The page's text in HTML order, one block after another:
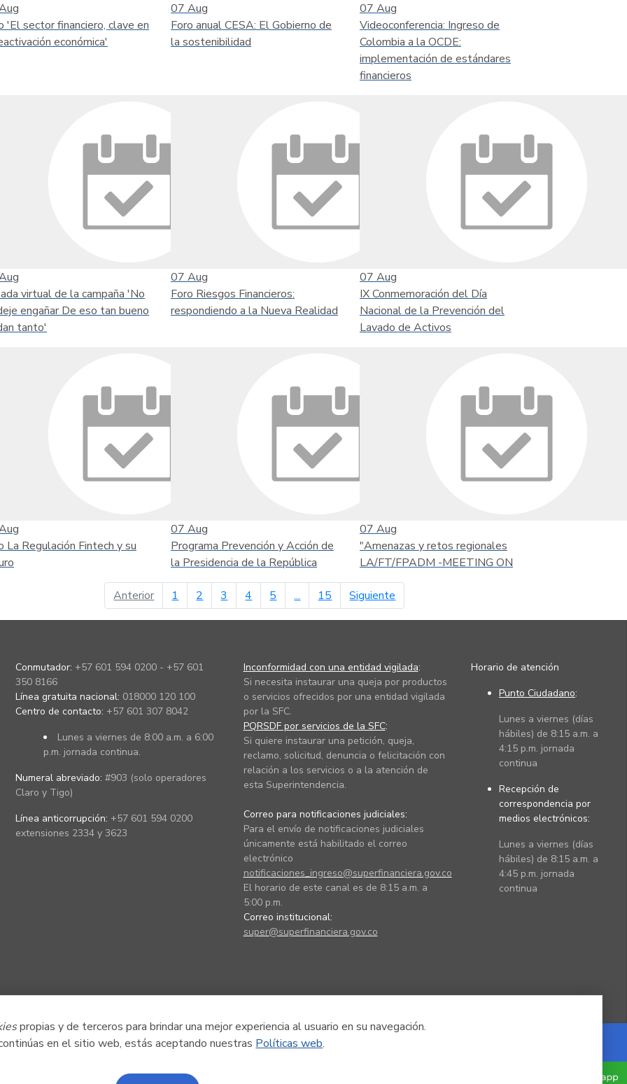
propias y de terceros para brindar una mejor experiencia al usuario en su navegación.
en el sitio web, estás aceptando nuestras Políticas web.
'El sector financiero, clave en
económica'
07 Aug
Foro anual CESA: El Gobierno de
la sostenibilidad
07 Aug
Videoconferencia: Ingreso de
Colombia a la OCDE:
implementación de estándares
financieros
virtual de la campaña 'No
engañar De eso tan bueno
tanto'
07 Aug
Foro Riesgos Financieros:
respondiendo a la Nueva Realidad
07 Aug
IX Conmemoración del Día
Nacional de la Prevención del
Lavado de Activos
La Regulación Fintech y su
07 Aug
Programa Prevención y Acción de
la Presidencia de la República
07 Aug
"Amenazas y retos regionales
LA/FT/FPADM -MEETING ON
Anteriorpágina anterior
1 2 3 4 5 ... 15 Siguiente
Conmutador: +57 601 594 0200 - +57 601
350 8166
Línea gratuita nacional: 018000 120 100
Centro de contacto: +57 601 307 8042
Lunes a viernes de 8:00 a.m. a 6:00
p.m. jornada continua.
Numeral abreviado: #903 (solo operadores
Claro y Tigo)
Línea anticorrupción: +57 601 594 0200
extensiones 2334 y 3623
Inconformidad con una entidad vigilada:
Si necesita instaurar una queja por productos
o servicios ofrecidos por una entidad vigilada
por la SFC.
PQRSDF por servicios de la SFC:
Si quiere instaurar una petición, queja,
reclamo, solicitud, denuncia o felicitación con
relación a los servicios o a la atención de
esta Superintendencia.
Correo para notificaciones judiciales:
Para el envío de notificaciones judiciales
únicamente está habilitado el correo
electrónico
notificaciones_ingreso@superfinanciera.gov.co
El horario de este canal es de 8:15 a.m. a
5:00 p.m.
Correo institucional:
super@superfinanciera.gov.co
Horario de atención
Punto Ciudadano:
Lunes a viernes (días
hábiles) de 8:15 a.m. a
4:15 p.m. jornada
continua
Recepción de
correspondencia por
medios electrónicos:
Lunes a viernes (días
hábiles) de 8:15 a.m. a
4:45 p.m. jornada
continua
Powered by Nexura